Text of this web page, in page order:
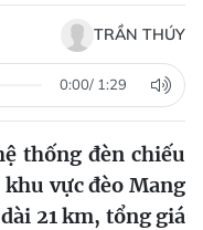
TRẦN THÚY
0:00/ 1:29
thống đèn chiếu
vực đèo Mang
21 km, tổng giá